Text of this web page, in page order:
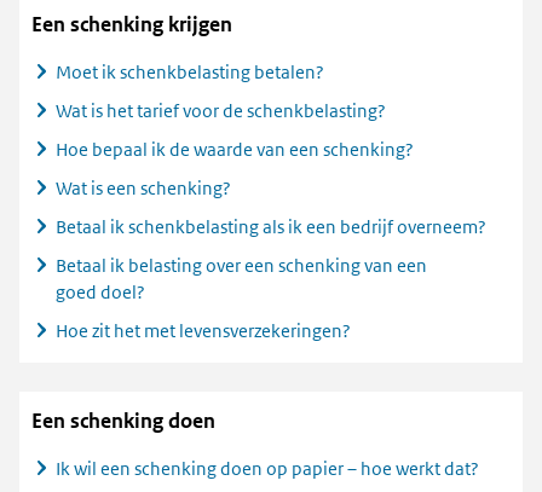
Een schenking krijgen
Moet ik schenkbelasting betalen?
Wat is het tarief voor de schenkbelasting?
Hoe bepaal ik de waarde van een schenking?
Wat is een schenking?
Betaal ik schenkbelasting als ik een bedrijf overneem?
Betaal ik belasting over een schenking van een
goed doel?
Hoe zit het met levensverzekeringen?
Een schenking doen
Ik wil een schenking doen op papier – hoe werkt dat?